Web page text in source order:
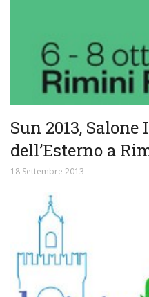
Sun 2013,
dell’Esterno a
18 Settembre 2013